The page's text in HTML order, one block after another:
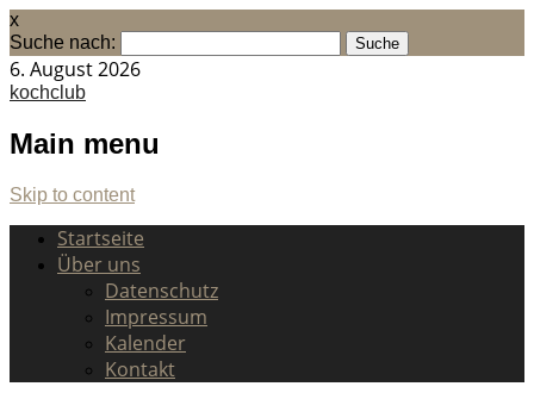
x
Suche nach:
6. August 2026
kochclub
Main menu
Skip to content
Startseite
Über uns
Datenschutz
Impressum
Kalender
Kontakt